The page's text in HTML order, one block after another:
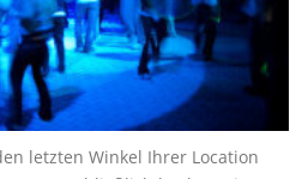
letzten Winkel Ihrer Location